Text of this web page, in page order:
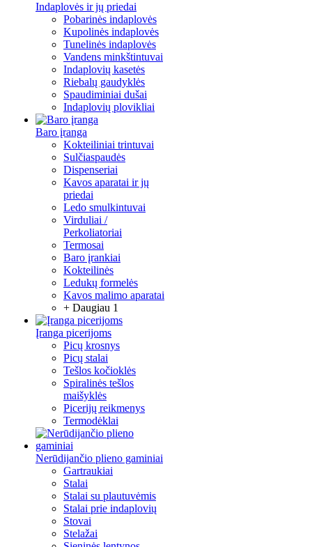
Indaplovės ir jų priedai
Pobarinės indaplovės
Kupolinės indaplovės
Tunelinės indaplovės
Vandens minkštintuvai
Indaplovių kasetės
Riebalų gaudyklės
Spaudiminiai dušai
Indaplovių plovikliai
Baro įranga
Kokteiliniai trintuvai
Sulčiaspaudės
Dispenseriai
Kavos aparatai ir jų
priedai
Ledo smulkintuvai
Virduliai /
Perkoliatoriai
Termosai
Baro įrankiai
Kokteilinės
Ledukų formelės
Kavos malimo aparatai
+ Daugiau 1
Įranga picerijoms
Picų krosnys
Picų stalai
Tešlos kočioklės
Spiralinės tešlos
maišyklės
Picerijų reikmenys
Termodėklai
Nerūdijančio plieno gaminiai
Gartraukiai
Stalai
Stalai su plautuvėmis
Stalai prie indaplovių
Stovai
Stelažai